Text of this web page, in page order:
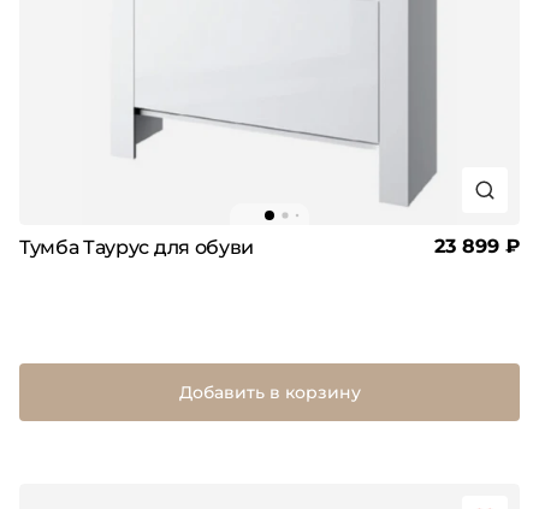
Тумба Таурус для обуви 23 899 ₽
Добавить в корзину